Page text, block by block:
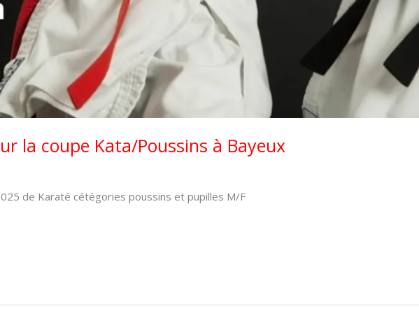
la coupe Kata/Poussins à Bayeux
de Karaté cétégories poussins et pupilles M/F